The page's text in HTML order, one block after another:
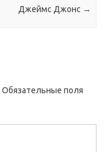
Джеймс Джонс →
Обязательные поля